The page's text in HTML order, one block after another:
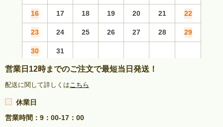
16 17 18 19 20 21 22
23 24 25 26 27 28 29
30 31
営業日12時までのご注文で最短当日発送！
配送に関して詳しくはこちら
休業日
営業時間：9：00-17：00